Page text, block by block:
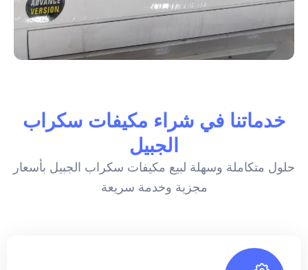
خدماتنا في شراء مكيفات سكراب
الجبيل
حلول متكاملة وسهلة لبيع مكيفات سكراب الجبيل بأسعار
مجزية وخدمة سريعة